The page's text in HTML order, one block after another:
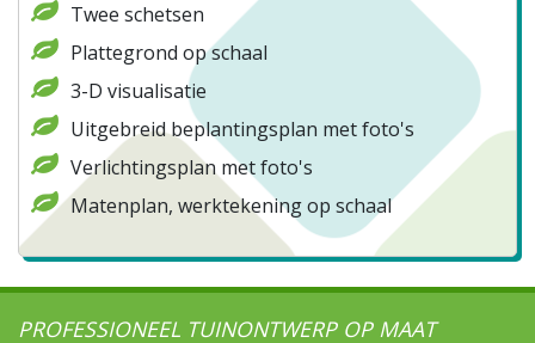
Twee schetsen
Plattegrond op schaal
3-D visualisatie
Uitgebreid beplantingsplan met foto's
Verlichtingsplan met foto's
Matenplan, werktekening op schaal
PROFESSIONEEL TUINONTWERP OP MAAT